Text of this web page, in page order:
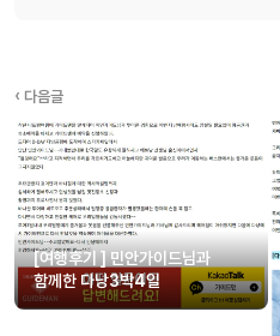
‹ 다음글
[여행후기 ] 민안가이드님과
함께한 다낭3박4일